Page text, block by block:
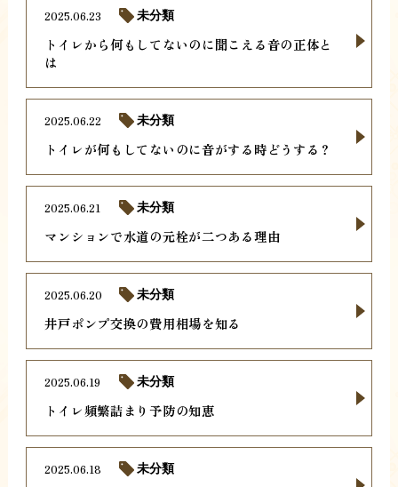
トイレから何もしてないのに聞こえる音の正体と
は
2025.06.23 未分類
トイレが何もしてないのに音がする時どうする？
2025.06.22 未分類
マンションで水道の元栓が二つある理由
2025.06.21 未分類
井戸ポンプ交換の費用相場を知る
2025.06.20 未分類
トイレ頻繁詰まり予防の知恵
2025.06.19 未分類
2025.06.18 未分類